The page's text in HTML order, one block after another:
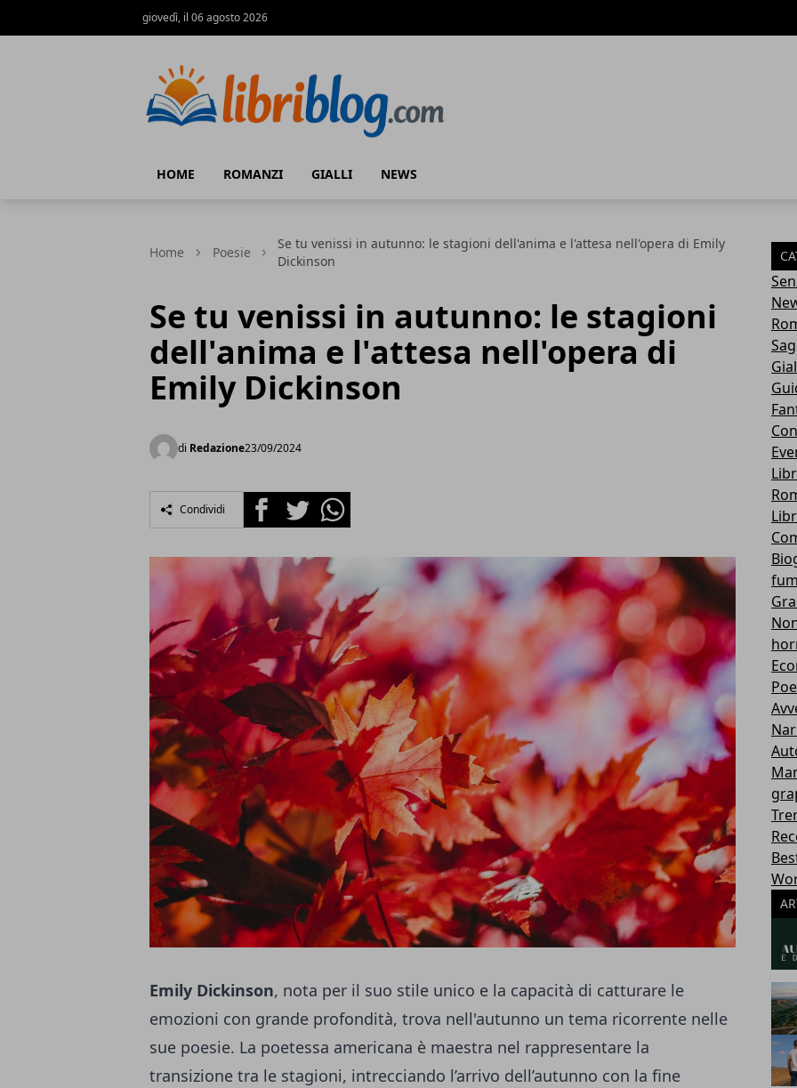
giovedì, il 06 agosto 2026
HOME ROMANZI GIALLI NEWS
Home Poesie
Se tu venissi in autunno: le stagioni dell'anima e l'attesa nell'opera di Emily
Dickinson
Se tu venissi in autunno: le stagioni
dell'anima e l'attesa nell'opera di
Emily Dickinson
di Redazione23/09/2024
Condividi FacebookTwitterWhatsapp
Emily Dickinson, nota per il suo stile unico e la capacità di catturare le
emozioni con grande profondità, trova nell'autunno un tema ricorrente nelle
sue poesie. La poetessa americana è maestra nel rappresentare la
transizione tra le stagioni, intrecciando l’arrivo dell’autunno con la fine